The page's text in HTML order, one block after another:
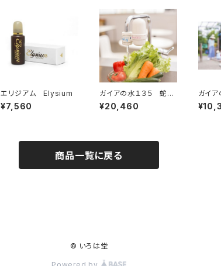
エリジアム Elysium
¥7,560
ガイアの水１３５ 蛇口
用浄水器
¥20,460
ガイ
ライト
浄水ボ
商品一覧に戻る
© いろは堂